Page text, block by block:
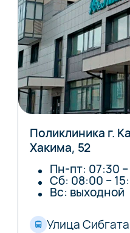
Поликлиника г.
Хакима, 52
Пн-пт: 07:30
Сб: 08:00 –
Вс: выходной
Улица